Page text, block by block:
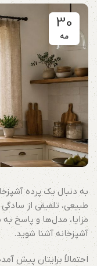
30
مه
به دنبال یک پرده
طبیعی، تلفیقی از
مزایا، مدل‌ها و پاسخ به
آشپزخانه آشنا شوید.
احتمالاً برایتان پیش